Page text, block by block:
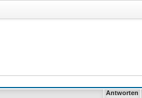
Antworten